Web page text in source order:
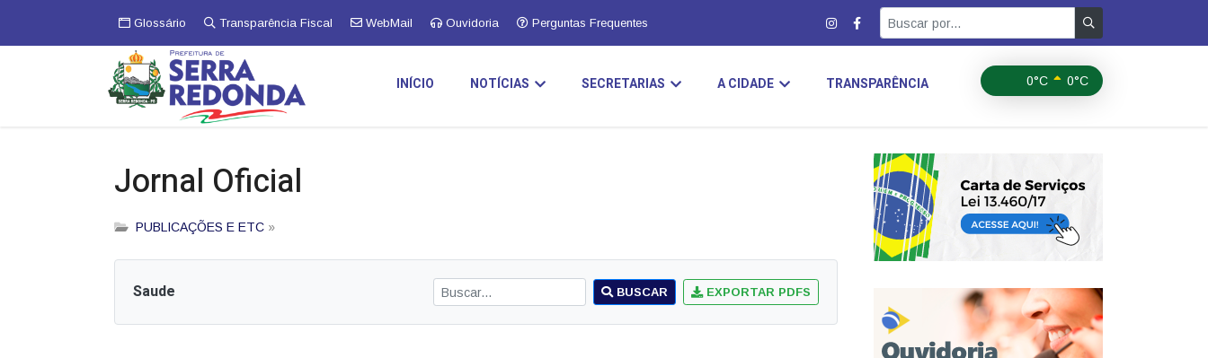
Glossário Transparência Fiscal WebMail Ouvidoria Perguntas Frequentes
0°C 0°C
INÍCIO NOTÍCIAS SECRETARIAS A CIDADE TRANSPARÊNCIA
Jornal Oficial
PUBLICAÇÕES E ETC »
Saude BUSCAR EXPORTAR PDFS